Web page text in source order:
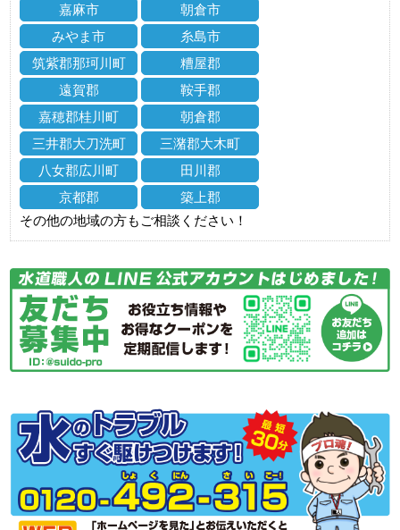
嘉麻市
朝倉市
みやま市
糸島市
筑紫郡那珂川町
糟屋郡
遠賀郡
鞍手郡
嘉穂郡桂川町
朝倉郡
三井郡大刀洗町
三潴郡大木町
八女郡広川町
田川郡
京都郡
築上郡
その他の地域の方もご相談ください！